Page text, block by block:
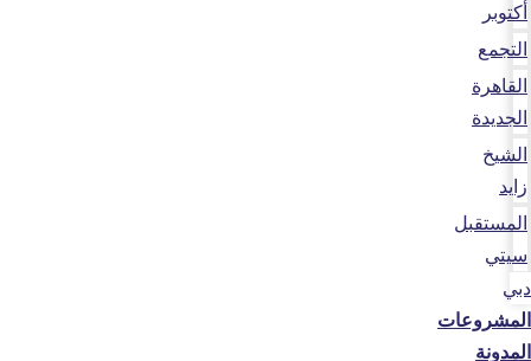
أكتوبر
التجمع
القاهرة
الجديدة
الشيخ
زايد
المستقبل
سيتي
دبي
المشروعات
المدونة